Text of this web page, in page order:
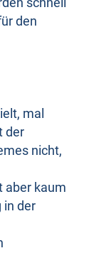
den
mal
der
nicht,
aber kaum
in der